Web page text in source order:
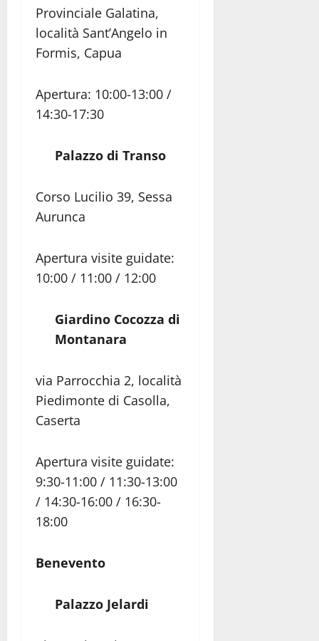
Provinciale Galatina,
località Sant’Angelo in
Formis, Capua
Apertura: 10:00-13:00 /
14:30-17:30
Palazzo di Transo
Corso Lucilio 39, Sessa
Aurunca
Apertura visite guidate:
10:00 / 11:00 / 12:00
Giardino Cocozza di
Montanara
via Parrocchia 2, località
Piedimonte di Casolla,
Caserta
Apertura visite guidate:
9:30-11:00 / 11:30-13:00
/ 14:30-16:00 / 16:30-
18:00
Benevento
Palazzo Jelardi